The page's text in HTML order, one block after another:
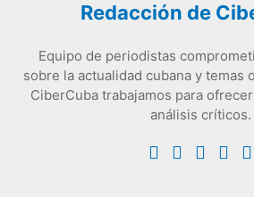
Redacción de
Equipo de periodistas
sobre la actualidad cubana y temas
CiberCuba trabajamos para
análisis críticos.